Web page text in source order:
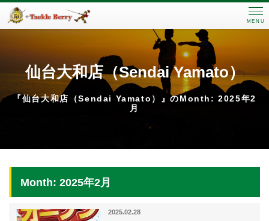
MENU
仙台大和店（Sendai Yamato）
『仙台大和店（Sendai Yamato）』のMonth: 2025年2
月
Month: 2025年2月
2025.02.28